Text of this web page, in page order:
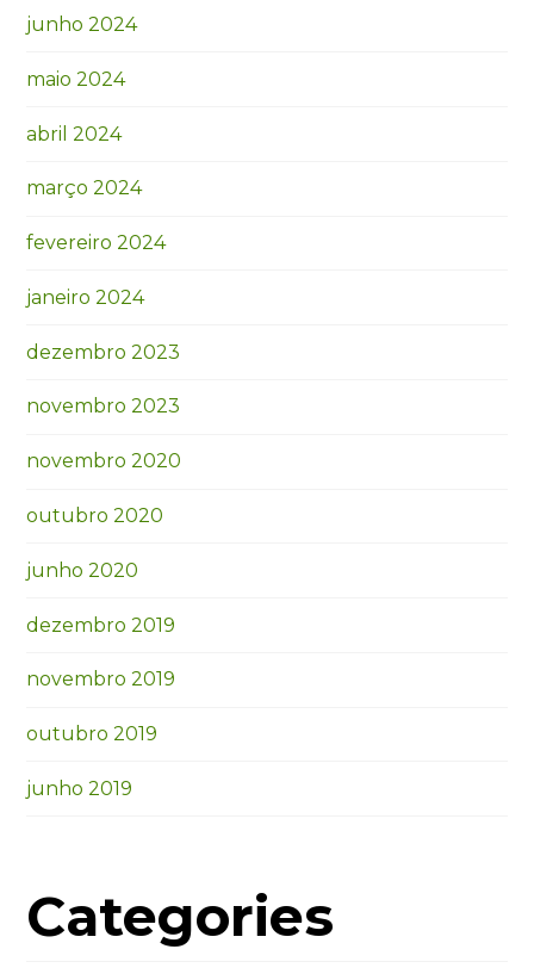
junho 2024
maio 2024
abril 2024
março 2024
fevereiro 2024
janeiro 2024
dezembro 2023
novembro 2023
novembro 2020
outubro 2020
junho 2020
dezembro 2019
novembro 2019
outubro 2019
junho 2019
Categories